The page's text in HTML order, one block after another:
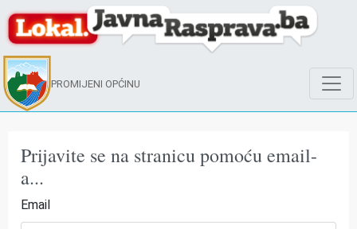
PROMIJENI OPĆINU
Prijavite se na stranicu pomoću email-
a...
Email